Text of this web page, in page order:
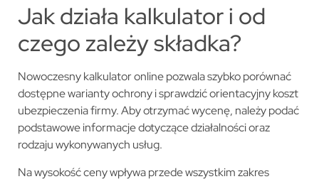
Jak działa kalkulator i od
czego zależy składka?
Nowoczesny kalkulator online pozwala szybko porównać
dostępne warianty ochrony i sprawdzić orientacyjny koszt
ubezpieczenia firmy. Aby otrzymać wycenę, należy podać
podstawowe informacje dotyczące działalności oraz
rodzaju wykonywanych usług.
Na wysokość ceny wpływa przede wszystkim zakres